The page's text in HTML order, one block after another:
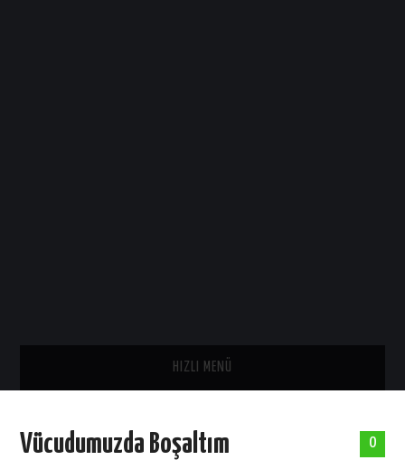
HIZLI MENÜ
0
Vücudumuzda Boşaltım